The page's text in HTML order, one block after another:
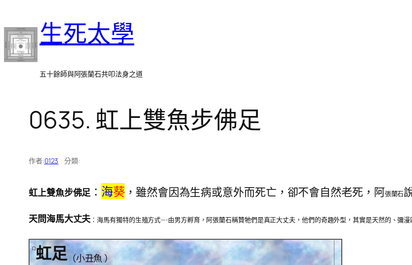
至
主
要
生死太學
五十餘師與阿張蘭石共叩法身之道
0635. 虹上雙魚步佛足
作者:0123 分類:
虹上雙魚步佛足： 海葵 ，雖然會因為生病或意外而死亡，卻不會自然老死，阿張蘭石
天問海馬大丈夫：海馬有獨特的生殖方式—-由男方孵育，阿張蘭石稱贊牠們是真正大丈夫，他們的奇趣外型，其實是天然的、彌
Ω虹足（小丑魚 ）